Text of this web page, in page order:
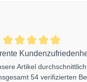
Artikel
54 verifizierten